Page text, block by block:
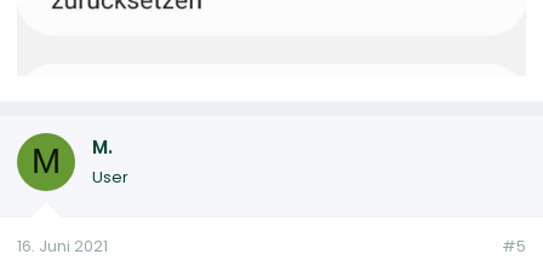
M M.
User
16. Juni 2021 #5